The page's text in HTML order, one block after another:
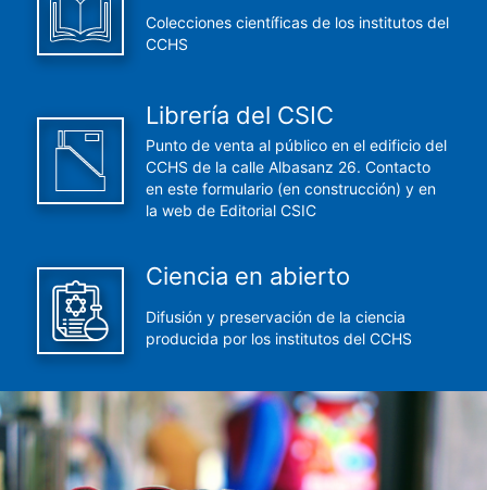
Colecciones científicas de los institutos del
CCHS
Librería del CSIC
Punto de venta al público en el edificio del
CCHS de la calle Albasanz 26. Contacto
en este formulario (en construcción) y en
la web de Editorial CSIC
Ciencia en abierto
Difusión y preservación de la ciencia
producida por los institutos del CCHS